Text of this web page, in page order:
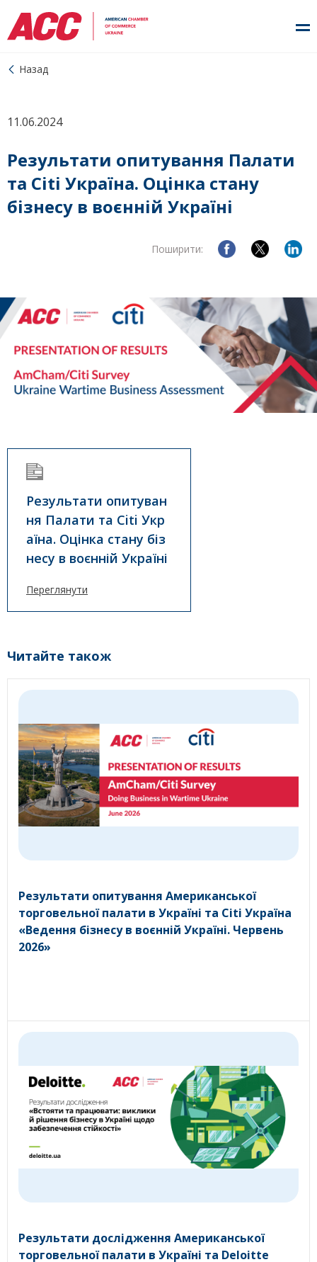
Назад
11.06.2024
Результати опитування Палати
та Citi Україна. Оцінка стану
бізнесу в воєнній Україні
Поширити:
Результати опитуван
ня Палати та Citi Укр
аїна. Оцінка стану біз
несу в воєнній Україні
Переглянути
Читайте також
Результати опитування Американської
торговельної палати в Україні та Citi Україна
«Ведення бізнесу в воєнній Україні. Червень
2026»
Результати дослідження Американської
торговельної палати в Україні та Deloitte